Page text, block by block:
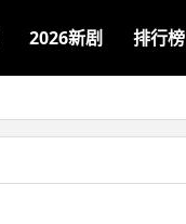
2026新剧 排行榜